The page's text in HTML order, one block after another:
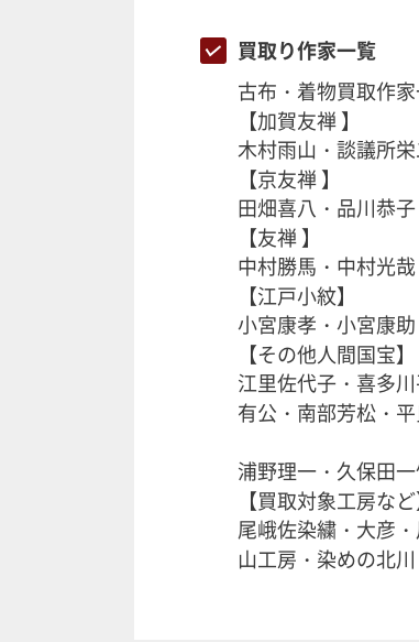
買取り作家一覧
古布・着物買取作
【加賀友禅 】
木村雨山・ 談議所
【京友禅 】
田畑喜八・品川恭
【友禅 】
中村勝馬・中村光
【江戸小紋】
小宮康孝・小宮康
【その他人間国宝】
江里佐代子・喜多
有公・南部芳松・
浦野理一・久保田
【買取対象工房など
尾峨佐染繍・大彦
山工房・染めの北